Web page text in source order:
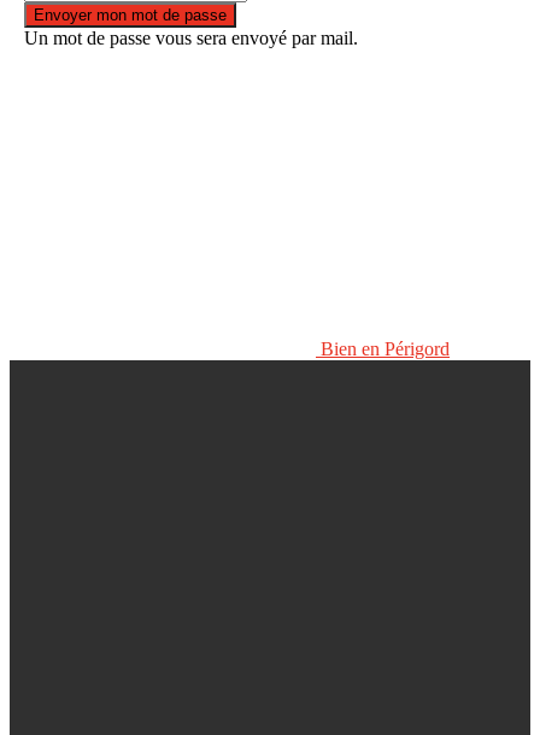
Un mot de passe vous sera envoyé par mail.
Bien en Périgord